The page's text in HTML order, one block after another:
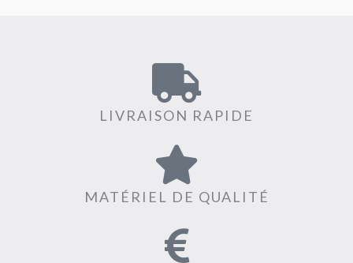
LIVRAISON RAPIDE
MATÉRIEL DE QUALITÉ